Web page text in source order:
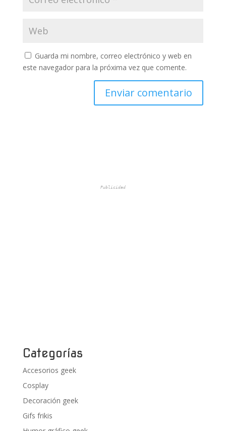
Guarda mi nombre, correo electrónico y web en
este navegador para la próxima vez que comente.
Publicidad
Categorías
Accesorios geek
Cosplay
Decoración geek
Gifs frikis